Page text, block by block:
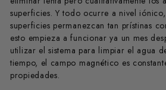
superficies. Y todo ocurre a nivel
superficies permanezcan tan prístinas
esto empieza a funcionar ya un mes
utilizar el sistema para limpiar el agua
tiempo, el campo magnético es
propiedades.